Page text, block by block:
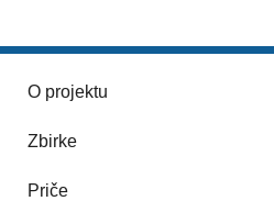
O projektu
Zbirke
Priče